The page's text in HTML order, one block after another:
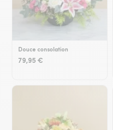
Douce consolation
79,95 €